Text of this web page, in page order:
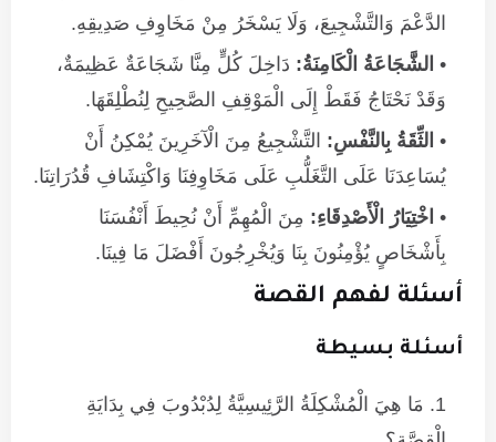
الدَّعْمَ وَالتَّشْجِيعَ، وَلَا يَسْخَرُ مِنْ مَخَاوِفِ صَدِيقِهِ.
الشَّجَاعَةُ الْكَامِنَةُ: دَاخِلَ كُلٍّ مِنَّا شَجَاعَةٌ عَظِيمَةٌ،
وَقَدْ نَحْتَاجُ فَقَطْ إِلَى الْمَوْقِفِ الصَّحِيحِ لِنُطْلِقَهَا.
الثِّقَةُ بِالنَّفْسِ: التَّشْجِيعُ مِنَ الْآخَرِينَ يُمْكِنُ أَنْ
يُسَاعِدَنَا عَلَى التَّغَلُّبِ عَلَى مَخَاوِفِنَا وَاكْتِشَافِ قُدُرَاتِنَا.
اخْتِيَارُ الْأَصْدِقَاءِ: مِنَ الْمُهِمِّ أَنْ نُحِيطَ أَنْفُسَنَا
بِأَشْخَاصٍ يُؤْمِنُونَ بِنَا وَيُخْرِجُونَ أَفْضَلَ مَا فِينَا.
أسئلة لفهم القصة
أسئلة بسيطة
مَا هِيَ الْمُشْكِلَةُ الرَّئِيسِيَّةُ لِدُبْدُوبَ فِي بِدَايَةِ